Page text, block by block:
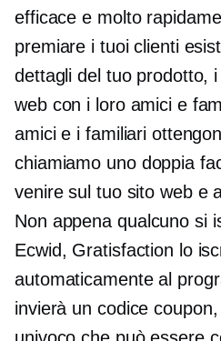
efficace e molto
premiare i tuoi clienti
dettagli del tuo prodotto,
web con i loro amici e
amici e i familiari
chiamiamo uno doppia
venire sul tuo sito web e
Non appena qualcuno si
Ecwid, Gratisfaction lo
automaticamente al
invierà un codice